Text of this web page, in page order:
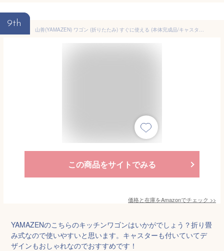
9th
山善(YAMAZEN) ワゴン (折りたたみ) すぐに使える (本体完成品/キャスターを付けるだけ) キャスター付き 3段 幅45.5×奥行35×高さ46.5/61.5cm スチールラック 組立簡単 ブラック LOW-3(BK)
この商品をサイトでみる
価格と在庫をAmazonでチェック >>
YAMAZENのこちらのキッチンワゴンはいかがでしょう？折り畳
み式なので使いやすいと思います。キャスターも付いていてデ
ザインもおしゃれなのでおすすめです！